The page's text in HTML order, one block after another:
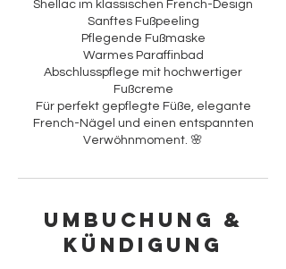
Shellac im klassischen French-Design
Sanftes Fußpeeling
Pflegende Fußmaske
Warmes Paraffinbad
Abschlusspflege mit hochwertiger
Fußcreme
Für perfekt gepflegte Füße, elegante
French-Nägel und einen entspannten
Verwöhnmoment. 🌸
Umbuchung &
Kündigung